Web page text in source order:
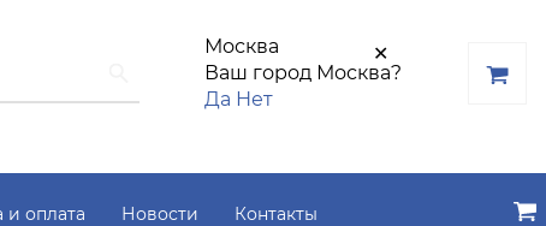
Москва
✕
Ваш город Москва?
Да Нет
и оплата Новости Контакты